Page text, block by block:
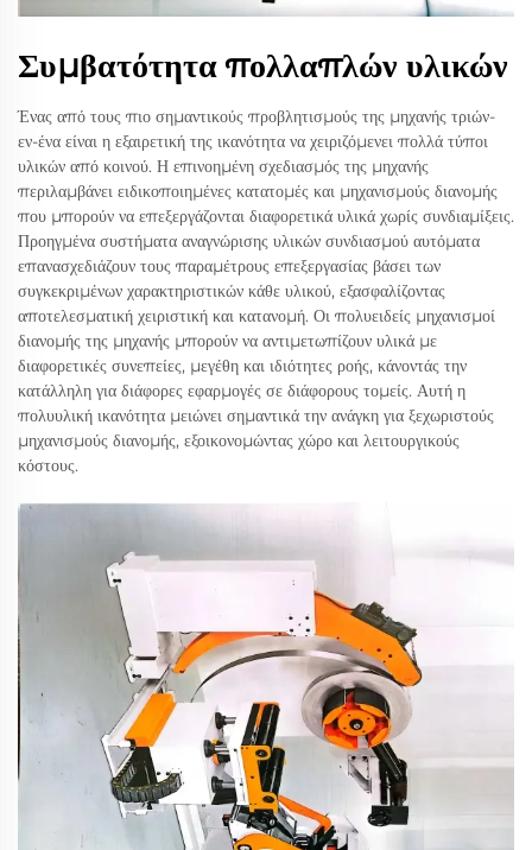
Συμβατότητα πολλαπλών υλικών
Ένας από τους πιο σημαντικούς προβλητισμούς της μηχανής τριών-
εν-ένα είναι η εξαιρετική της ικανότητα να χειριζόμενει πολλά τύποι
υλικών από κοινού. Η επινοημένη σχεδιασμός της μηχανής
περιλαμβάνει ειδικοποιημένες κατατομές και μηχανισμούς διανομής
που μπορούν να επεξεργάζονται διαφορετικά υλικά χωρίς συνδιαμίξεις.
Προηγμένα συστήματα αναγνώρισης υλικών συνδιασμού αυτόματα
επανασχεδιάζουν τους παραμέτρους επεξεργασίας βάσει των
συγκεκριμένων χαρακτηριστικών κάθε υλικού, εξασφαλίζοντας
αποτελεσματική χειριστική και κατανομή. Οι πολυειδείς μηχανισμοί
διανομής της μηχανής μπορούν να αντιμετωπίζουν υλικά με
διαφορετικές συνεπείες, μεγέθη και ιδιότητες ροής, κάνοντάς την
κατάλληλη για διάφορες εφαρμογές σε διάφορους τομείς. Αυτή η
πολυυλική ικανότητα μειώνει σημαντικά την ανάγκη για ξεχωριστούς
μηχανισμούς διανομής, εξοικονομώντας χώρο και λειτουργικούς
κόστους.